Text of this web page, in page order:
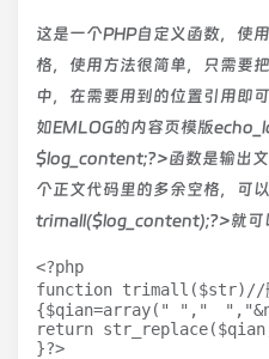
这是一个PHP自定义函数，使
格，使用方法很简单，只需要
中，在需要用到的位置引用即
如EMLOG的内容页模版
$log_content;?>函数是输出
个正文代码里的多余空格，可
trimall($log_content);?>就可
<?php
function trimall($str)//
{$qian=array(" ","　
return
}?>